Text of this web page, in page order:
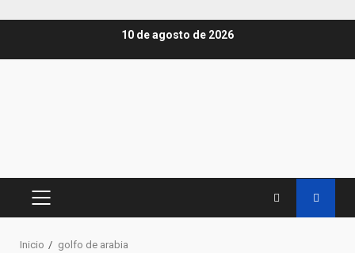
10 de agosto de 2026
MENÚ
Inicio golfo de arabia